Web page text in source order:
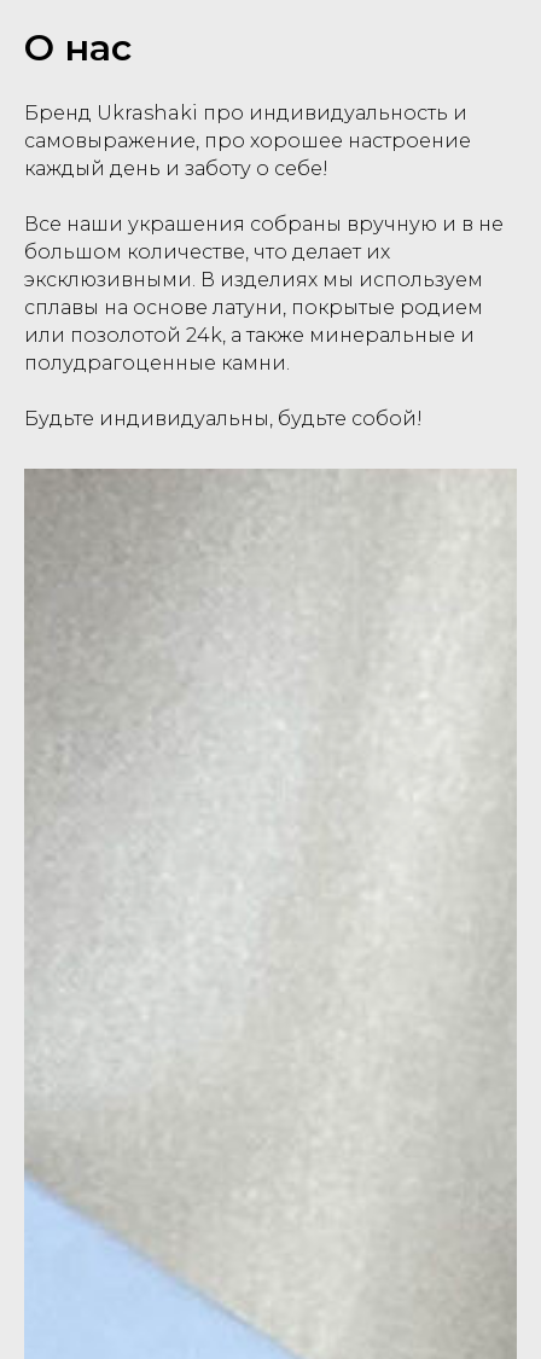
О нас
Бренд Ukrashaki про индивидуальность и
самовыражение, про хорошее настроение
каждый день и заботу о себе!
Все наши украшения собраны вручную и в не
большом количестве, что делает их
эксклюзивными. В изделиях мы используем
сплавы на основе латуни, покрытые родием
или позолотой 24k, а также минеральные и
полудрагоценные камни.
Будьте индивидуальны, будьте собой!